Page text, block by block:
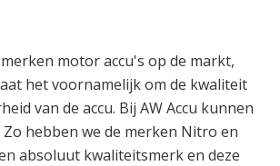
motor accu's op de markt,
het voornamelijk om de kwaliteit
van de accu. Bij AW Accu kunnen
hebben we de merken Nitro en
absoluut kwaliteitsmerk en deze